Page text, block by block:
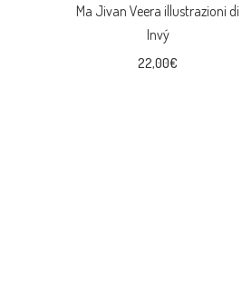
Ma Jivan Veera illustrazioni di
Invý
22,00€